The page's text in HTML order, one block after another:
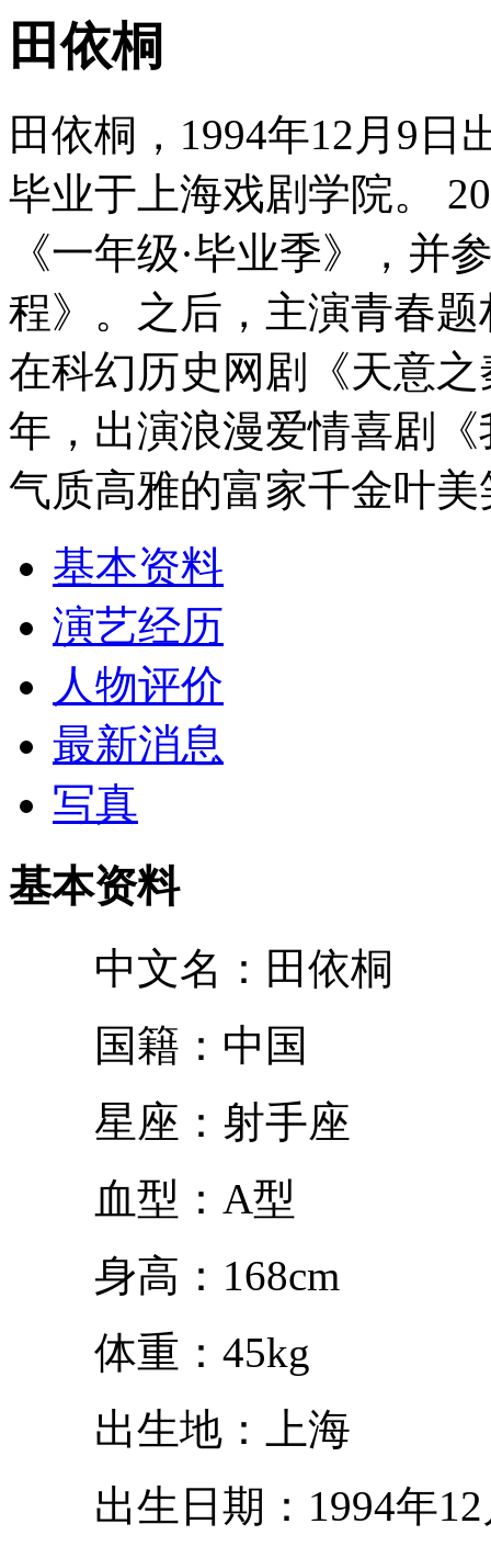
田依桐
田依桐，1994年12月9
毕业于上海戏剧学院。
《一年级·毕业季》，并
程》。之后，主演青春
在科幻历史网剧《天意
年，出演浪漫爱情喜剧
气质高雅的富家千金叶美
基本资料
演艺经历
人物评价
最新消息
写真
基本资料
中文名：田依桐
国籍：中国
星座：射手座
血型：A型
身高：168cm
体重：45kg
出生地：上海
出生日期：1994年12